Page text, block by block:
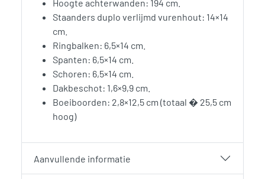
Hoogte achterwanden: 194 cm.
Staanders duplo verlijmd vurenhout: 14×14
cm.
Ringbalken: 6,5×14 cm.
Spanten: 6,5×14 cm.
Schoren: 6,5×14 cm.
Dakbeschot: 1,6×9,9 cm.
Boeiboorden: 2,8×12,5 cm (totaal � 25,5 cm
hoog)
Aanvullende informatie